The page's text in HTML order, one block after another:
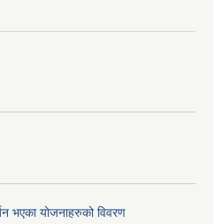
भएका योजनाहरुको विवरण